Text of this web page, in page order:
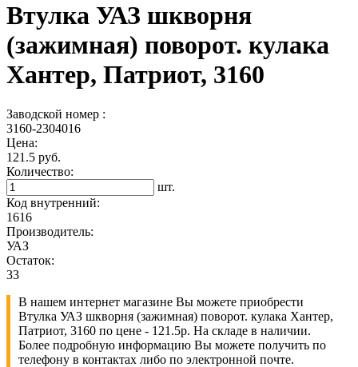
Втулка УАЗ шкворня
(зажимная) поворот. кулака
Хантер, Патриот, 3160
Заводской номер :
3160-2304016
Цена:
121.5 руб.
Количество:
шт.
Код внутренний:
1616
Производитель:
УАЗ
Остаток:
33
В нашем интернет магазине Вы можете приобрести
Втулка УАЗ шкворня (зажимная) поворот. кулака Хантер,
Патриот, 3160 по цене - 121.5р. На складе в наличии.
Более подробную информацию Вы можете получить по
телефону в контактах либо по электронной почте.